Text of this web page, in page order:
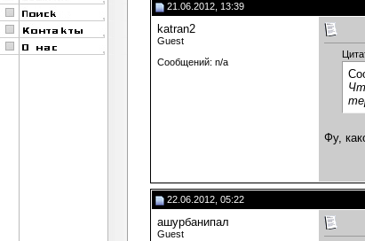
21.06.2012, 13:39
katran2
Guest
Сообщений: n/a
Фу,
22.06.2012, 05:22
ашурбанипал
Guest